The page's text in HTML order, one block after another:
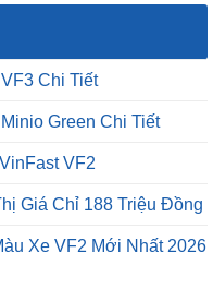
Chi Tiết
Green Chi Tiết
VF2
Giá Chỉ 188 Triệu Đồng
Xe VF2 Mới Nhất 2026